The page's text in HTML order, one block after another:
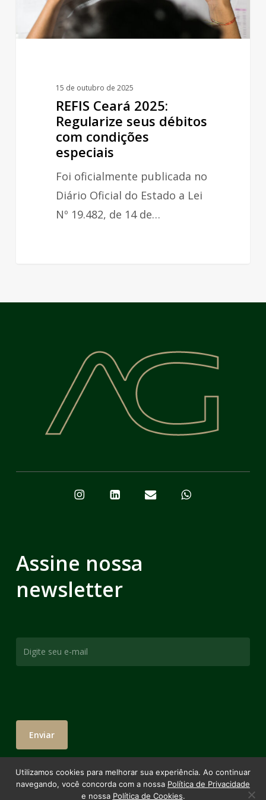
condições
especiais
15 de outubro de 2025
REFIS Ceará 2025:
Regularize seus débitos
com condições
especiais
Foi oficialmente publicada no
Diário Oficial do Estado a Lei
Nº 19.482, de 14 de…
Assine nossa
newsletter
Utilizamos cookies para melhorar sua experiência. Ao continuar
navegando, você concorda com a nossa Política de Privacidade
e nossa Política de Cookies.